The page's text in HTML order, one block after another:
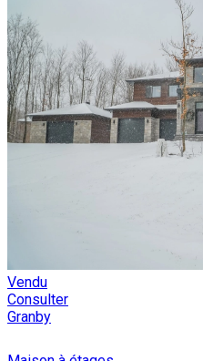
Vendu
Consulter
Granby